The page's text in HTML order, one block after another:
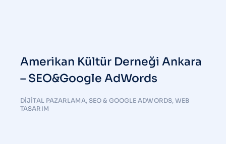
Amerikan Kültür Derneği Ankara
– SEO&Google AdWords
DIJITAL PAZARLAMA, SEO & GOOGLE ADWORDS,WEB
TASARIM